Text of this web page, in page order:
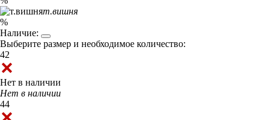
т.вишня
%
Наличие:
Выберите размер и необходимое количество:
42
Нет в наличии
Нет в наличии
44